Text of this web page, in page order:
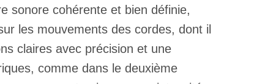
sonore cohérente et bien définie,
les mouvements des cordes, dont il
claires avec précision et une
comme dans le deuxième